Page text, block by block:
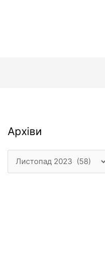
Архіви
Архіви